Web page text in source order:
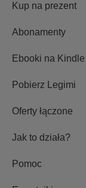
Kup na prezent
Abonamenty
Ebooki na Kindle
Pobierz Legimi
Oferty łączone
Jak to działa?
Pomoc